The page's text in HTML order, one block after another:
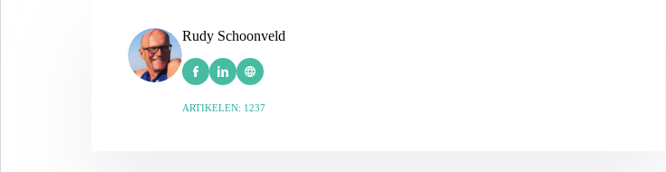
Rudy Schoonveld
ARTIKELEN: 1237